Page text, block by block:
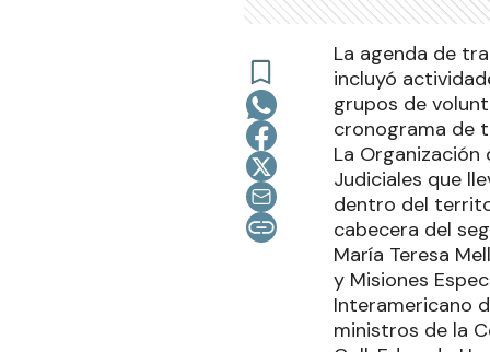
La agenda de
incluyó
grupos de
cronograma de
La
Judiciales que
dentro del
cabecera del
María Teresa
y Misiones
Interamericano
ministros de la